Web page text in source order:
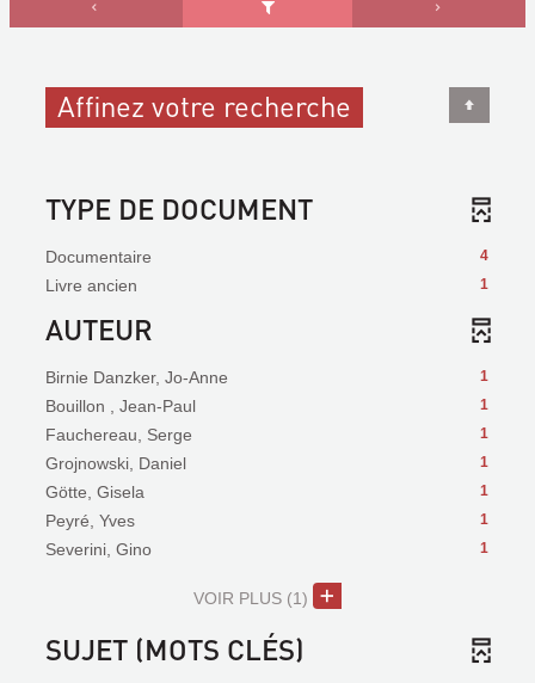
Affinez votre recherche
TYPE DE DOCUMENT
4
Documentaire
1
Livre ancien
AUTEUR
1
Birnie Danzker, Jo-Anne
1
Bouillon , Jean-Paul
1
Fauchereau, Serge
1
Grojnowski, Daniel
1
Götte, Gisela
1
Peyré, Yves
1
Severini, Gino
VOIR PLUS (1)
SUJET (MOTS CLÉS)